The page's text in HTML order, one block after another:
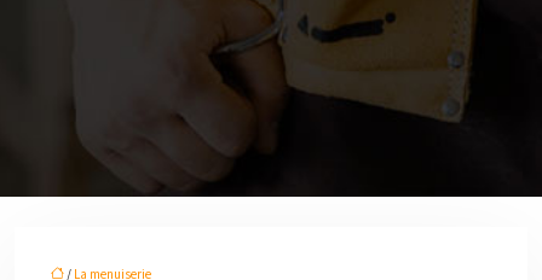
/ La menuiserie